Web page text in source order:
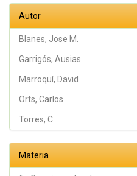
Autor
Blanes, Jose M.
Garrigós, Ausias
Marroquí, David
Orts, Carlos
Torres, C.
Materia